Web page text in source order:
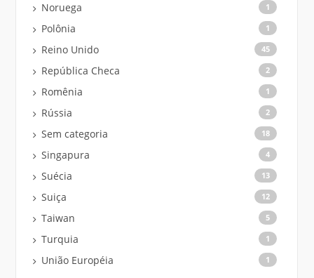
Noruega 1
Polônia 1
Reino Unido 45
República Checa 2
Romênia 1
Rússia 2
Sem categoria 18
Singapura 4
Suécia 13
Suiça 12
Taiwan 5
Turquia 1
União Européia 1